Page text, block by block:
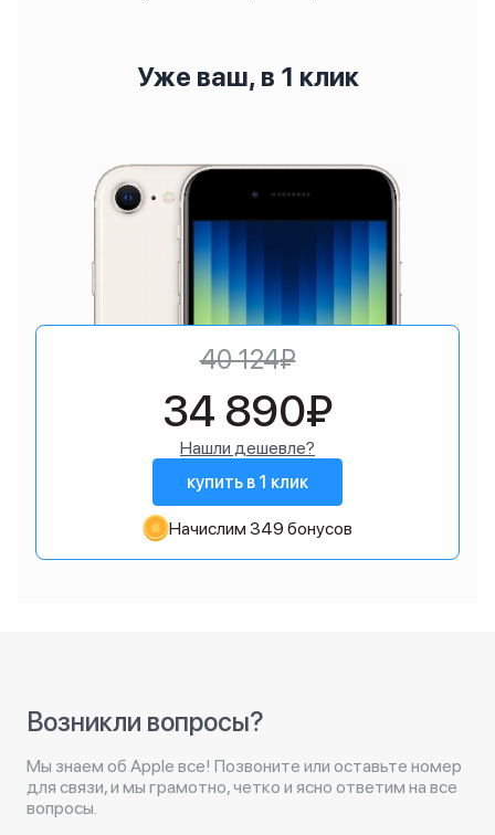
Уже ваш, в 1 клик
40 124₽
34 890₽
Нашли дешевле?
купить в 1 клик
Начислим 349 бонусов
Возникли вопросы?
Мы знаем об Apple все! Позвоните или оставьте номер
для связи, и мы грамотно, четко и ясно ответим на все
вопросы.